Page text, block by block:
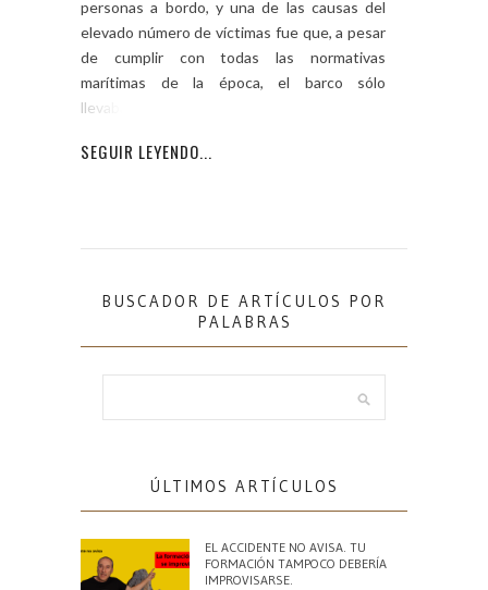
personas a bordo, y una de las causas del
elevado número de víctimas fue que, a pesar
de cumplir con todas las normativas
marítimas de la época, el barco sólo
llevaba botes
SEGUIR LEYENDO...
BUSCADOR DE ARTÍCULOS POR
PALABRAS
ÚLTIMOS ARTÍCULOS
EL ACCIDENTE NO AVISA. TU
FORMACIÓN TAMPOCO DEBERÍA
IMPROVISARSE.